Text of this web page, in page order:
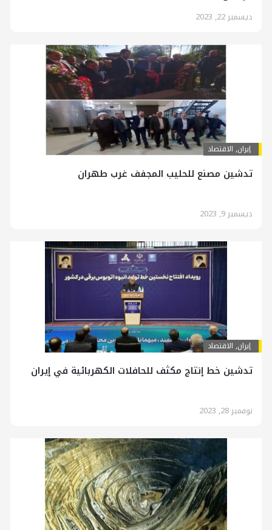
ديسمبر 22, 2023
إيران, الاقتصاد
تدشین مصنع للحليب المجفف غرب طهران
ديسمبر 9, 2023
إيران, الاقتصاد
تدشين خط إنتاج مكثف للحافلات الكهربائية في إيران
نوفمبر 28, 2023